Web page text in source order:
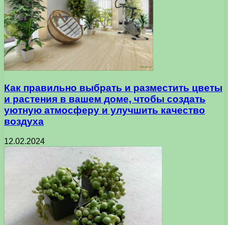
Как правильно выбрать и разместить цветы
и растения в вашем доме, чтобы создать
уютную атмосферу и улучшить качество
воздуха
12.02.2024